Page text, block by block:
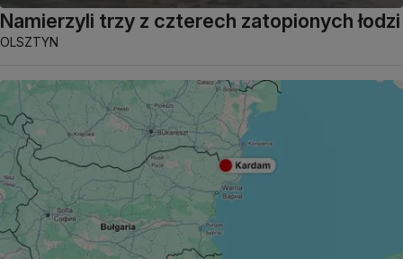
Namierzyli trzy z czterech zatopionych łodzi
OLSZTYN